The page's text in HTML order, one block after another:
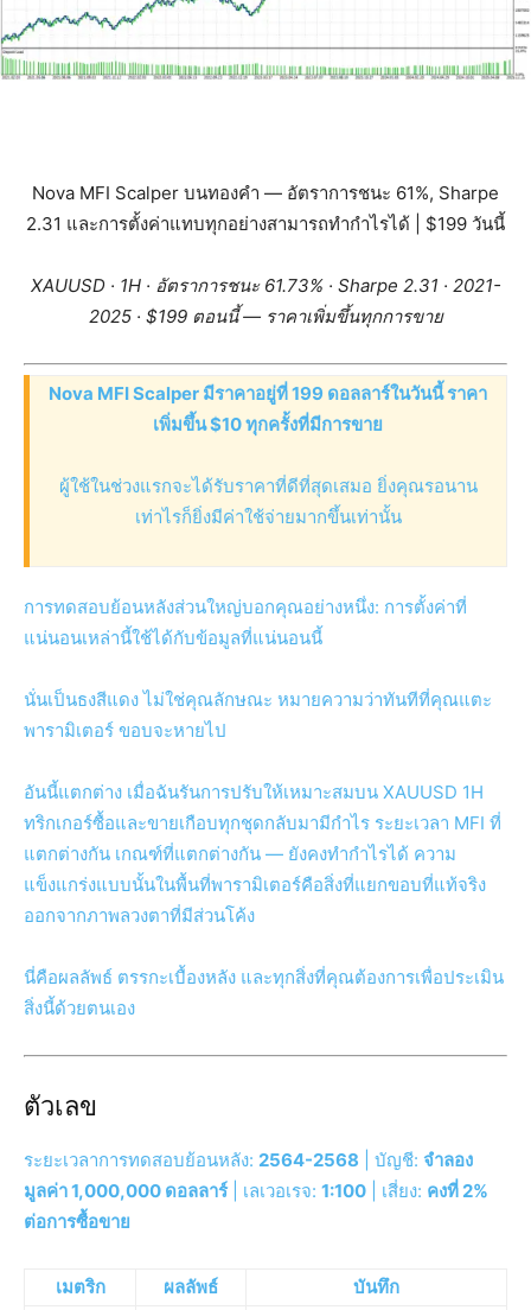
Nova MFI Scalper บนทองคำ — อัตราการชนะ 61%, Sharpe
2.31 และการตั้งค่าแทบทุกอย่างสามารถทำกำไรได้ | $199 วันนี้
XAUUSD · 1H · อัตราการชนะ 61.73% · Sharpe 2.31 · 2021-
2025 · $199 ตอนนี้ — ราคาเพิ่มขึ้นทุกการขาย
Nova MFI Scalper มีราคาอยู่ที่ 199 ดอลลาร์ในวันนี้ ราคา
เพิ่มขึ้น $10 ทุกครั้งที่มีการขาย
ผู้ใช้ในช่วงแรกจะได้รับราคาที่ดีที่สุดเสมอ ยิ่งคุณรอนาน
เท่าไรก็ยิ่งมีค่าใช้จ่ายมากขึ้นเท่านั้น
การทดสอบย้อนหลังส่วนใหญ่บอกคุณอย่างหนึ่ง: การตั้งค่าที่
แน่นอนเหล่านี้ใช้ได้กับข้อมูลที่แน่นอนนี้
นั่นเป็นธงสีแดง ไม่ใช่คุณลักษณะ หมายความว่าทันทีที่คุณแตะ
พารามิเตอร์ ขอบจะหายไป
อันนี้แตกต่าง เมื่อฉันรันการปรับให้เหมาะสมบน XAUUSD 1H
ทริกเกอร์ซื้อและขายเกือบทุกชุดกลับมามีกำไร ระยะเวลา MFI ที่
แตกต่างกัน เกณฑ์ที่แตกต่างกัน — ยังคงทำกำไรได้ ความ
แข็งแกร่งแบบนั้นในพื้นที่พารามิเตอร์คือสิ่งที่แยกขอบที่แท้จริง
ออกจากภาพลวงตาที่มีส่วนโค้ง
นี่คือผลลัพธ์ ตรรกะเบื้องหลัง และทุกสิ่งที่คุณต้องการเพื่อประเมิน
สิ่งนี้ด้วยตนเอง
ตัวเลข
ระยะเวลาการทดสอบย้อนหลัง: 2564-2568 | บัญชี: จำลอง
มูลค่า 1,000,000 ดอลลาร์| เลเวอเรจ: 1:100 | เสี่ยง: คงที่ 2%
ต่อการซื้อขาย
เมตริก ผลลัพธ์ บันทึก